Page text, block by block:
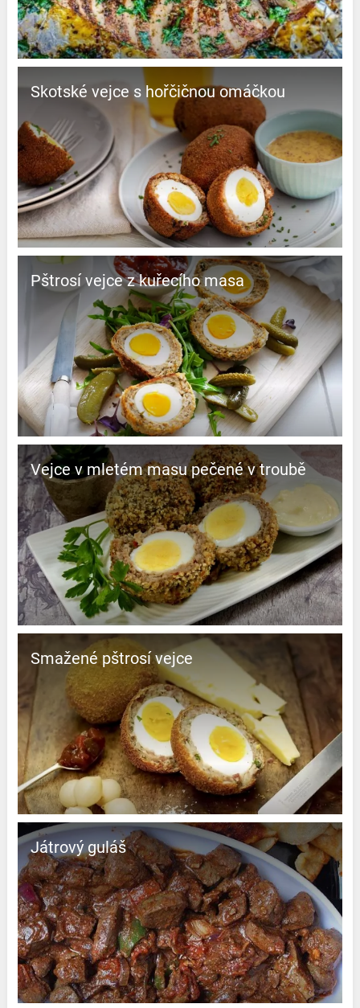
Skotské vejce s hořčičnou omáčkou
Pštrosí vejce z kuřecího masa
Vejce v mletém masu pečené v troubě
Smažené pštrosí vejce
Játrový guláš